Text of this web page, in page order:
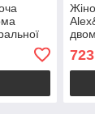
Руда